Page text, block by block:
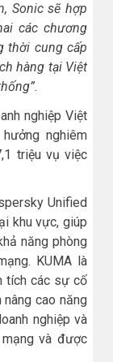
Sonic sẽ hợp
các chương
thời cung cấp
hàng tại Việt
nghiệp Việt
nghiêm
triệu vụ việc
Unified
khu vực, giúp
năng phòng
KUMA là
tích các sự cố
nâng cao năng
nghiệp và
và được